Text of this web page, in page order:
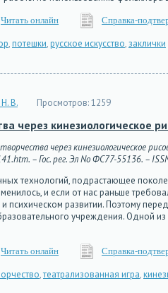
Читать онлайн Справка-
,потешки,русское искусство,заклички
В. Просмотров:1259
через кинезиологическое
через кинезиологическое
– Гос. рег. Эл No ФС77-55136. –
технологий, подрастающее
и если от нас раньше
психическом развитии. Поэтому
учреждения. Одной
Читать онлайн Справка-
,театрализованная игра,